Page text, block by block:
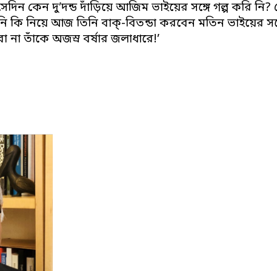
কেন দু’দন্ড দাঁড়িয়ে আজিম ভাইয়ের সঙ্গে গল্প করি নি?
কি নিয়ে আজ তিনি বাক্-বিতন্ডা করবেন মতিন
তাঁকে অজস্র বর্ষার জলাধারে!’